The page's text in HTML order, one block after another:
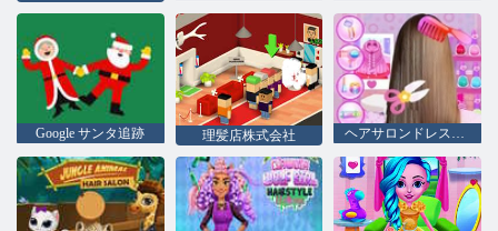
Google サンタ追跡 理髪店株式会社 ヘアサロンドレスアップガール